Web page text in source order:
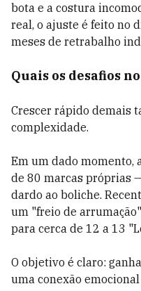
bota e a costura
real, o ajuste é feito no
meses de retrabalho
Quais os desafios
Crescer rápido demais
complexidade.
Em um dado momento,
de 80 marcas próprias
dardo ao boliche.
um "freio de
para cerca de 12 a 13
O objetivo é claro:
uma conexão